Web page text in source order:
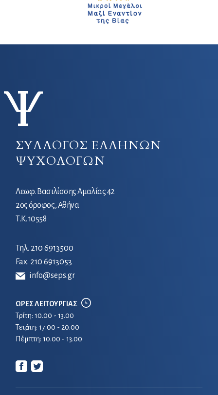
ΣΥΛΛΟΓΟΣ ΕΛΛΗΝΩΝ
ΨΥΧΟΛΟΓΩΝ
Λεωφ. Βασιλίσσης Αμαλίας 42
2ος όροφος, Αθήνα
Τ.Κ. 10558
Τηλ. 210 6913500
Fax. 210 6913053
info@seps.gr
ΩΡΕΣ ΛΕΙΤΟΥΡΓΙΑΣ
Τρίτη: 10.00 - 13.00
Τετἀρτη: 17.00 - 20.00
Πέμπτη: 10.00 - 13.00